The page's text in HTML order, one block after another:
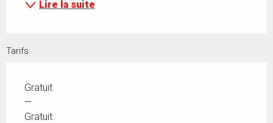
Lire la suite
Tarifs
Gratuit
—
Gratuit